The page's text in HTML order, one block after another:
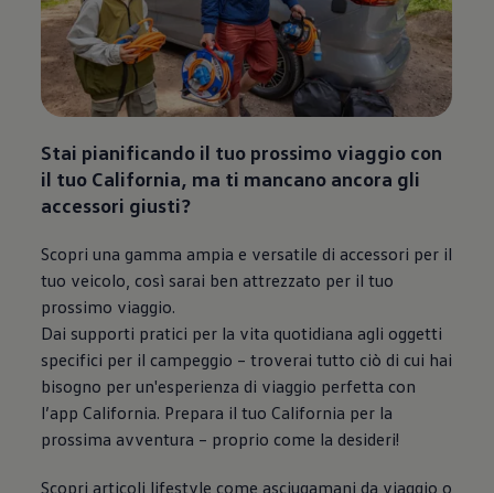
Stai pianificando il tuo prossimo viaggio con
il tuo California, ma ti mancano ancora gli
accessori giusti?
Scopri una gamma ampia e versatile di accessori per il
tuo veicolo, così sarai ben attrezzato per il tuo
prossimo viaggio.
Dai supporti pratici per la vita quotidiana agli oggetti
specifici per il campeggio – troverai tutto ciò di cui hai
bisogno per un'esperienza di viaggio perfetta con
l’app California. Prepara il tuo California per la
prossima avventura – proprio come la desideri!
Scopri articoli lifestyle come asciugamani da viaggio o